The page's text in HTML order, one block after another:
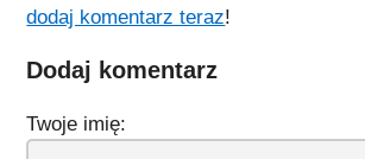
dodaj komentarz teraz!
Dodaj komentarz
Twoje imię: